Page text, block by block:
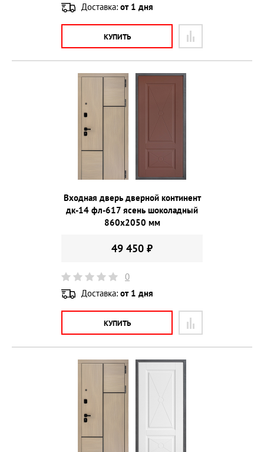
Доставка: от 1 дня
КУПИТЬ
Входная дверь дверной континент
дк-14 фл-617 ясень шоколадный
860х2050 мм
49 450 ₽
0
Доставка: от 1 дня
КУПИТЬ